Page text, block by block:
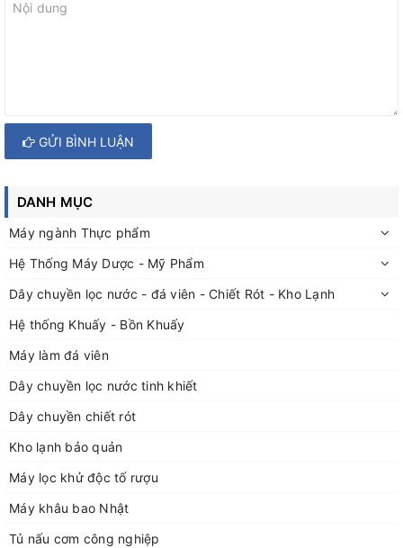
GỬI BÌNH LUẬN
DANH MỤC
Máy ngành Thực phẩm
Hệ Thống Máy Dược - Mỹ Phẩm
Dây chuyền lọc nước - đá viên - Chiết Rót - Kho Lạnh
Hệ thống Khuấy - Bồn Khuấy
Máy làm đá viên
Dây chuyền lọc nước tinh khiết
Dây chuyền chiết rót
Kho lạnh bảo quản
Máy lọc khử độc tố rượu
Máy khâu bao Nhật
Tủ nấu cơm công nghiệp